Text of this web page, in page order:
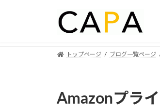
トップページ ブログ一覧ページ
Amazonプラ